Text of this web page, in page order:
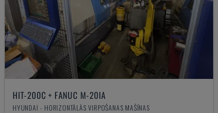
HIT-200C + FANUC M-20IA
HYUNDAI - HORIZONTĀLĀS VIRPOŠANAS MAŠĪNAS